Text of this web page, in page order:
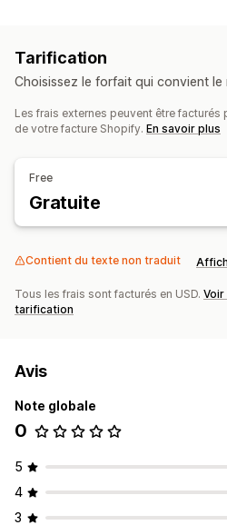
Recommandations de produits
Optimisation pour le format
Analyses de données
Requêtes de recherche
Tarification
Choisissez le forfait qui convient le
Les frais externes peuvent être
de votre facture Shopify. En savoir plus
Free
Gratuite
Contient du texte non traduit
Tous les frais sont facturés en USD.
tarification
Avis
Note globale
0
5
4
3